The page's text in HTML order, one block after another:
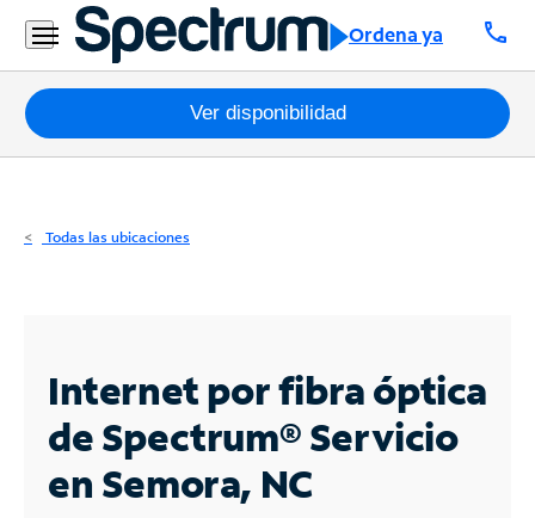
Ordena ya call
Residencial
Business
Paquetes
Internet
Business
Contáctanos
Ver disponibilidad
Todas las ubicaciones
Internet por fibra óptica
de Spectrum®Servicio
en Semora, NC